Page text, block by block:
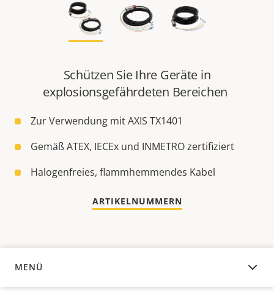
Schützen Sie Ihre Geräte in
explosionsgefährdeten Bereichen
Zur Verwendung mit AXIS TX1401
Gemäß ATEX, IECEx und INMETRO zertifiziert
Halogenfreies, flammhemmendes Kabel
ARTIKELNUMMERN
MENÜ
ÜBERSICHT